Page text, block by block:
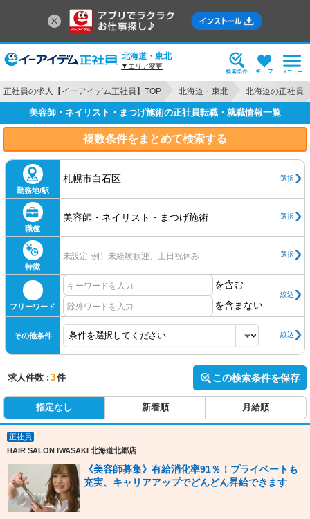
北海道・東北
▼エリア変更
正社員の求人【イーアイデム正社員】TOP 北海道・東北 北海道の正社員
美容師・ネイリスト・まつげ施術の正社員転職・就職情報一覧
複数条件をまとめて検索する
勤務地/駅
札幌市白石区 選択
職種
美容師・ネイリスト・まつげ施術 選択
特徴
未設定 例）未経験歓迎、土日祝休み 選択
フリーワード
を含む
を含まない
絞込
その他条件 絞込
求人件数 : 3件 この検索条件を保存
指定なし 新着順 月給順
正社員
HAIR SALON IWASAKI 北海道北郷店
《美容師募集》有給消化率91％！プライベートも
充実、キャリアアップでどんどん昇給できます